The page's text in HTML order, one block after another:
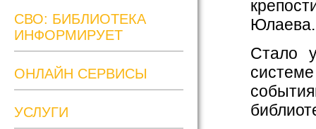
СВО: БИБЛИОТЕКА
ИНФОРМИРУЕТ
ОНЛАЙН СЕРВИСЫ
УСЛУГИ
Юлаева.
Стало